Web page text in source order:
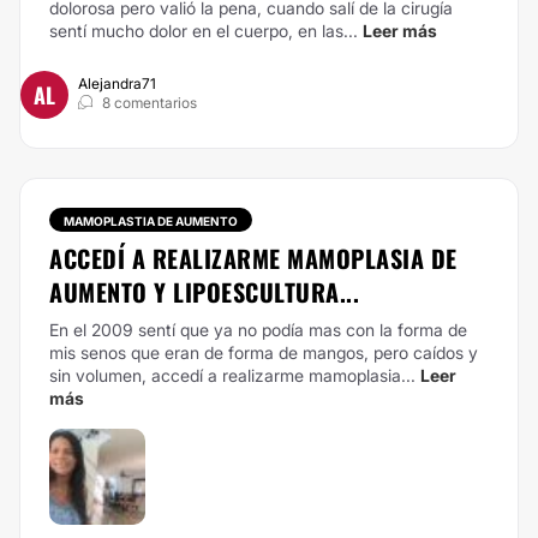
dolorosa pero valió la pena, cuando salí de la cirugía
sentí mucho dolor en el cuerpo, en las... Leer más
AL
Alejandra71
8 comentarios
MAMOPLASTIA DE AUMENTO
ACCEDÍ A REALIZARME MAMOPLASIA DE
AUMENTO Y LIPOESCULTURA...
En el 2009 sentí que ya no podía mas con la forma de
mis senos que eran de forma de mangos, pero caídos y
sin volumen, accedí a realizarme mamoplasia... Leer
más